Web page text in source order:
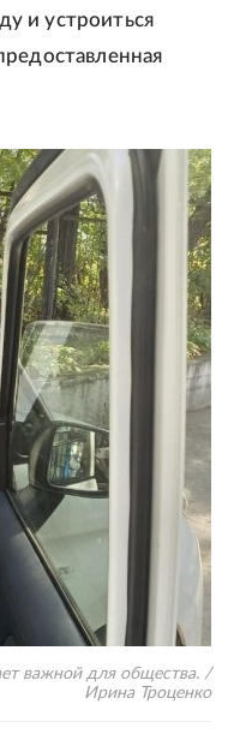
и устроиться
важной для общества. /
Ирина Троценко